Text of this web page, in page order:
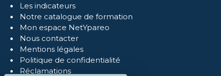
Les indicateurs
Notre catalogue de formation
Mon espace NetYpareo
Nous contacter
Mentions légales
Politique de confidentialité
Réclamations